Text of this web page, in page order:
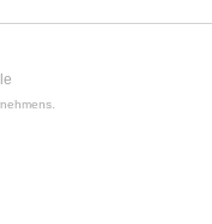
in Germany